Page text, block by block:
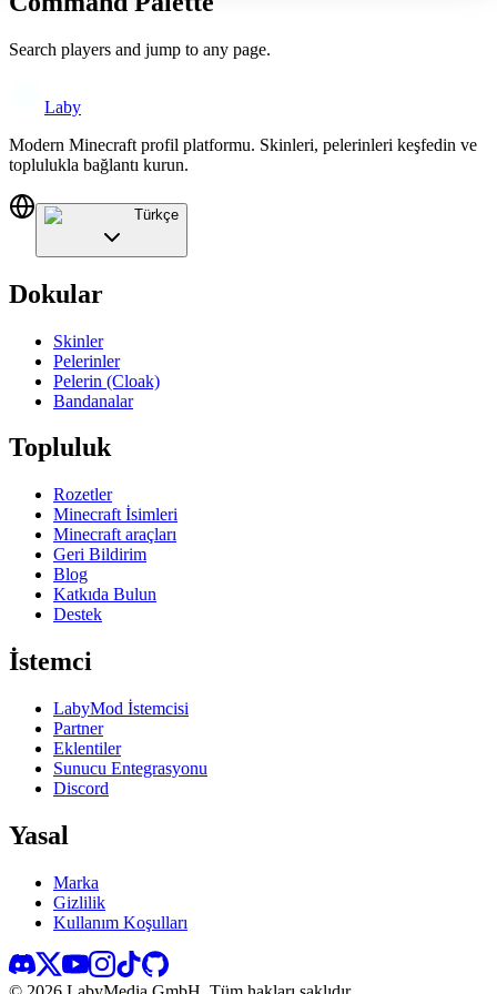
Search players and jump to any page.
Laby
Modern Minecraft profil platformu. Skinleri, pelerinleri keşfedin ve
toplulukla bağlantı kurun.
Türkçe
Dokular
Skinler
Pelerinler
Pelerin (Cloak)
Bandanalar
Topluluk
Rozetler
Minecraft İsimleri
Minecraft araçları
Geri Bildirim
Blog
Katkıda Bulun
Destek
İstemci
LabyMod İstemcisi
Partner
Eklentiler
Sunucu Entegrasyonu
Discord
Yasal
Marka
Gizlilik
Kullanım Koşulları